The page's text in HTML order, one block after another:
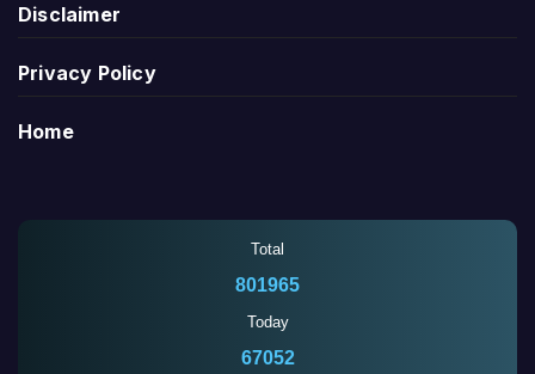
Disclaimer
Privacy Policy
Home
Total
801965
Today
67052